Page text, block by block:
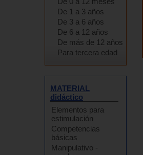
De 1 a 3 años
De 3 a 6 años
De 6 a 12 años
De más de 12 años
Para tercera edad
MATERIAL
didáctico
Elementos para
estimulación
Competencias
básicas
Manipulativo -